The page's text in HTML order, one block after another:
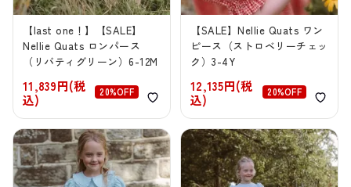
【last one！】【SALE】
Nellie Quats ロンパース
（リバティグリーン）6-12M
11,839円(税
込)
20%OFF
【SALE】Nellie Quats ワン
ピース（ストロベリーチェッ
ク）3-4Y
12,135円(税
込)
20%OFF